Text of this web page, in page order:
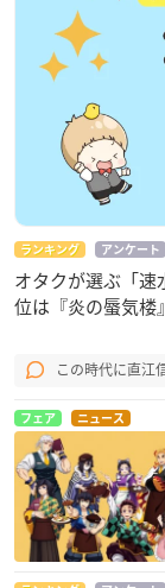
ランキング アンケート
オタクが選ぶ「速
位は『炎の蜃気楼
この時代に直江
フェア ニュース